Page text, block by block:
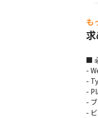
も
■
-
-
-
-
-